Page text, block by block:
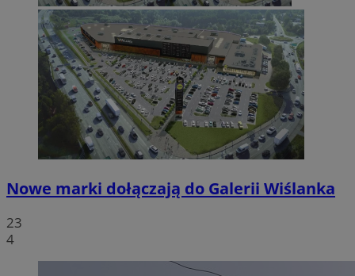
Nowe marki dołączają do Galerii Wiślanka
23
4